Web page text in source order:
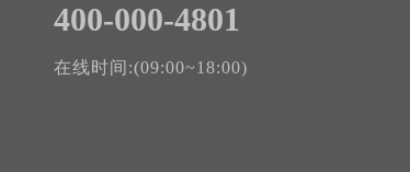
400-000-4801
在线时间:(09:00~18:00)